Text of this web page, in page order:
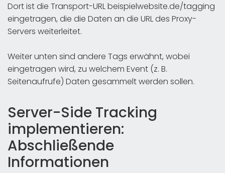
Dort ist die Transport-URL beispielwebsite.de/tagging
eingetragen, die die Daten an die URL des Proxy-
Servers weiterleitet.
Weiter unten sind andere Tags erwähnt, wobei
eingetragen wird, zu welchem Event (z. B.
Seitenaufrufe) Daten gesammelt werden sollen.
Server-Side Tracking
implementieren:
Abschließende
Informationen